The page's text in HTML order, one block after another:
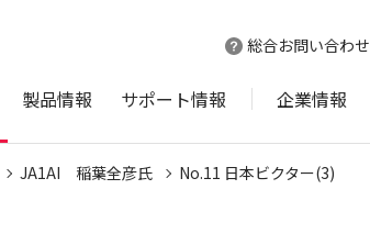
総合お問い合わせ
製品情報 サポート情報 企業情報
JA1AI 稲葉全彦氏 No.11 日本ビクター(3)